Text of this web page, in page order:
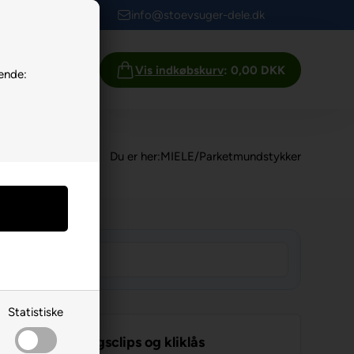
Statistiske
info@stoevsuger-dele.dk
Vis indkøbskurv: 0,00 DKK
Du er her:MIELE/Parketmundstykker
med parkeringsclips og kliklås